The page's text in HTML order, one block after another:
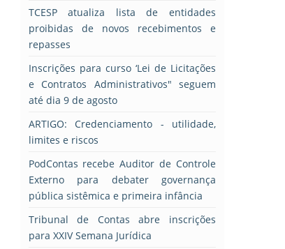
TCESP atualiza lista de entidades
proibidas de novos recebimentos e
repasses
Inscrições para curso ‘Lei de Licitações
e Contratos Administrativos" seguem
até dia 9 de agosto
ARTIGO: Credenciamento - utilidade,
limites e riscos
PodContas recebe Auditor de Controle
Externo para debater governança
pública sistêmica e primeira infância
Tribunal de Contas abre inscrições
para XXIV Semana Jurídica